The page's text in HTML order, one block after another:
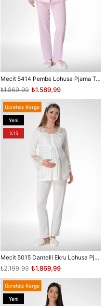
Mecit 5414 Pembe Lohusa Pjama Takımı
₺1.589,99
₺1.869,99
Mecit 5015 Dantelli Ekru Lohusa Pjama Takımı
₺1.869,99
₺2.199,99
Ücretsiz Kargo
Yeni
Ürün
%15
Ücretsiz Kargo
Yeni